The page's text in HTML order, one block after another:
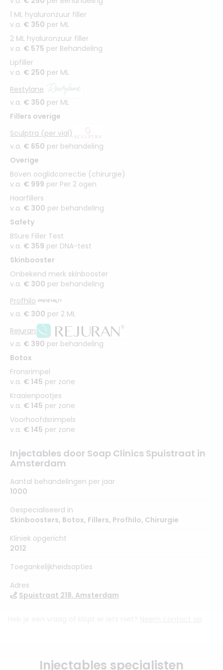
1 ML hyaluronzuur filler
v.a. € 350 per ML
2 ML hyaluronzuur filler
v.a. € 575 per Behandeling
Lipfiller
v.a. € 250 per ML
Restylane
v.a. € 350 per ML
Fillers overige
Sculptra (per vial)
v.a. € 650 per behandeling
Overige
Boven ooglidcorrectie (chirurgie)
v.a. € 999 per Per 2 ogen
Haarfillers
v.a. € 300 per behandeling
Safety
BSure Filler Test
v.a. € 359 per DNA-test
Skinbooster
Onbekend merk skinbooster
v.a. € 300 per behandeling
Profhilo
v.a. € 300 per 2 ML
Rejuran
v.a. € 390 per behandeling
Botox
Fronsrimpel
v.a. € 145 per zone
Kraaienpootjes
v.a. € 145 per zone
Voorhoofdsrimpels
v.a. € 145 per zone
Injectables door Soap Clinics Spuistraat in
Amsterdam
Aantal behandelingen per jaar
1000
Gespecialiseerd in
Skinboosters, Botox, Fillers, Profhilo, Chirurgie
Kliniek opgericht
2012
Toegankelijkheidsopties
Adres
Spuistraat 218, Amsterdam
Injectables specialisten